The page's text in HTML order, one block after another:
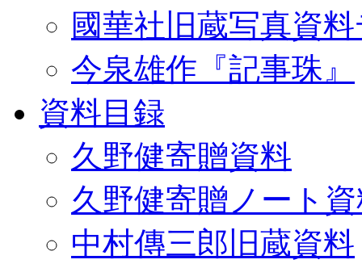
國華社旧蔵写真資
今泉雄作『記事珠』
資料目録
久野健寄贈資料
久野健寄贈ノート
中村傳三郎旧蔵資料